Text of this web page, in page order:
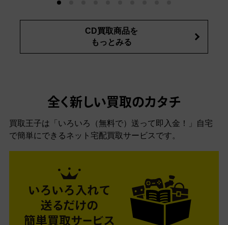
CD買取商品を
もっとみる
全く新しい買取のカタチ
買取王子は「いろいろ（無料で）送って即入金！」自宅
で簡単にできるネット宅配買取サービスです。